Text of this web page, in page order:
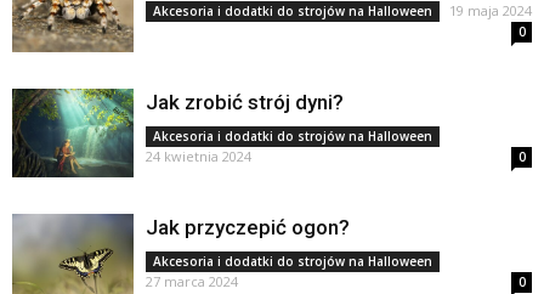
Akcesoria i dodatki do strojów na Halloween 19 maja 2024
0
Jak zrobić strój dyni?
Akcesoria i dodatki do strojów na Halloween
24 kwietnia 2024 0
Jak przyczepić ogon?
Akcesoria i dodatki do strojów na Halloween
27 marca 2024 0